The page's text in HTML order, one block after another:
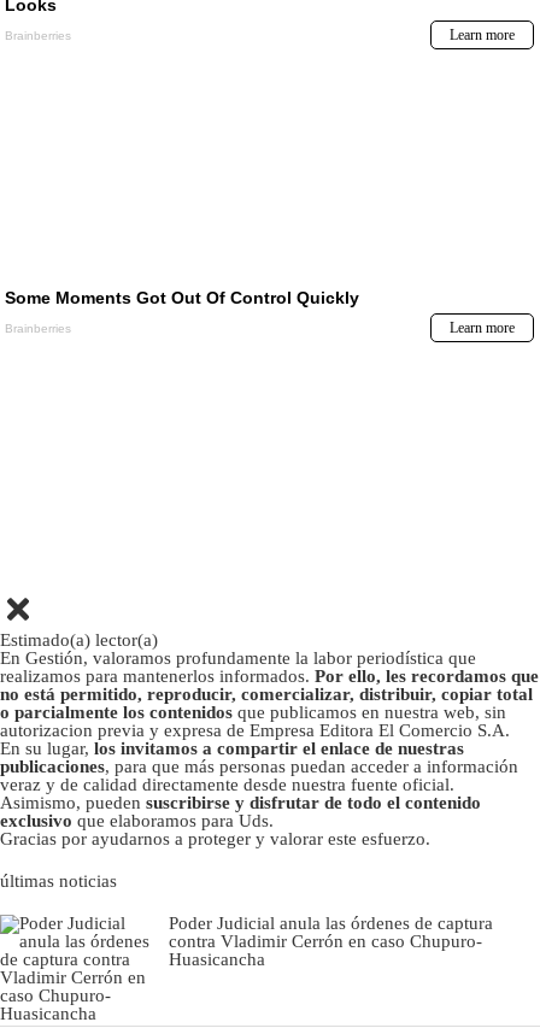
Estimado(a) lector(a)
En Gestión, valoramos profundamente la labor periodística que
realizamos para mantenerlos informados. Por ello, les recordamos que
no está permitido, reproducir, comercializar, distribuir, copiar total
o parcialmente los contenidos que publicamos en nuestra web, sin
autorizacion previa y expresa de Empresa Editora El Comercio S.A.
En su lugar, los invitamos a compartir el enlace de nuestras
publicaciones, para que más personas puedan acceder a información
veraz y de calidad directamente desde nuestra fuente oficial.
Asimismo, pueden suscribirse y disfrutar de todo el contenido
exclusivo que elaboramos para Uds.
Gracias por ayudarnos a proteger y valorar este esfuerzo.
últimas noticias
Poder Judicial anula las órdenes de captura
contra Vladimir Cerrón en caso Chupuro-
Huasicancha